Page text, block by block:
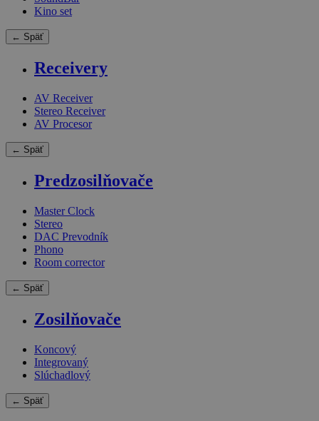
Kino set
← Späť
Receivery
AV Receiver
Stereo Receiver
AV Procesor
← Späť
Predzosilňovače
Master Clock
Stereo
DAC Prevodník
Phono
Room corrector
← Späť
Zosilňovače
Koncový
Integrovaný
Slúchadlový
← Späť